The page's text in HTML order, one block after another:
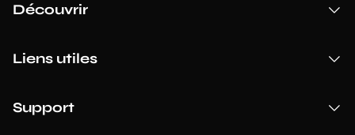
Découvrir
Liens utiles
Support